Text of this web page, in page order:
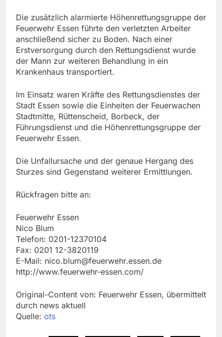
Die zusätzlich alarmierte Höhenrettungsgruppe der
Feuerwehr Essen führte den verletzten Arbeiter
anschließend sicher zu Boden. Nach einer
Erstversorgung durch den Rettungsdienst wurde
der Mann zur weiteren Behandlung in ein
Krankenhaus transportiert.
Im Einsatz waren Kräfte des Rettungsdienstes der
Stadt Essen sowie die Einheiten der Feuerwachen
Stadtmitte, Rüttenscheid, Borbeck, der
Führungsdienst und die Höhenrettungsgruppe der
Feuerwehr Essen.
Die Unfallursache und der genaue Hergang des
Sturzes sind Gegenstand weiterer Ermittlungen.
Rückfragen bitte an:
Feuerwehr Essen
Nico Blum
Telefon: 0201-12370104
Fax: 0201 12-3820119
E-Mail: nico.blum@feuerwehr.essen.de
http://www.feuerwehr-essen.com/
Original-Content von: Feuerwehr Essen, übermittelt
durch news aktuell
Quelle: ots